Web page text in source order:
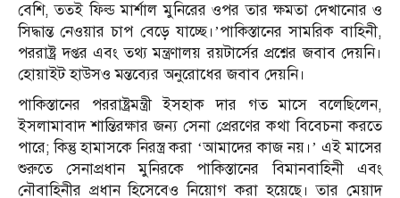
বেশি, ততই ফিল্ড মার্শাল মুনিরের ওপর তার ক্ষমতা দেখানোর ও
সিদ্ধান্ত নেওয়ার চাপ বেড়ে যাচ্ছে।’পাকিস্তানের সামরিক বাহিনী,
পররাষ্ট্র দপ্তর এবং তথ্য মন্ত্রণালয় রয়টার্সের প্রশ্নের জবাব দেয়নি।
হোয়াইট হাউসও মন্তব্যের অনুরোধের জবাব দেয়নি।
পাকিস্তানের পররাষ্ট্রমন্ত্রী ইসহাক দার গত মাসে বলেছিলেন,
ইসলামাবাদ শান্তিরক্ষার জন্য সেনা প্রেরণের কথা বিবেচনা করতে
পারে; কিন্তু হামাসকে নিরস্ত্র করা ‘আমাদের কাজ নয়।’ এই মাসের
শুরুতে সেনাপ্রধান মুনিরকে পাকিস্তানের বিমানবাহিনী এবং
নৌবাহিনীর প্রধান হিসেবেও নিয়োগ করা হয়েছে। তার মেয়াদ